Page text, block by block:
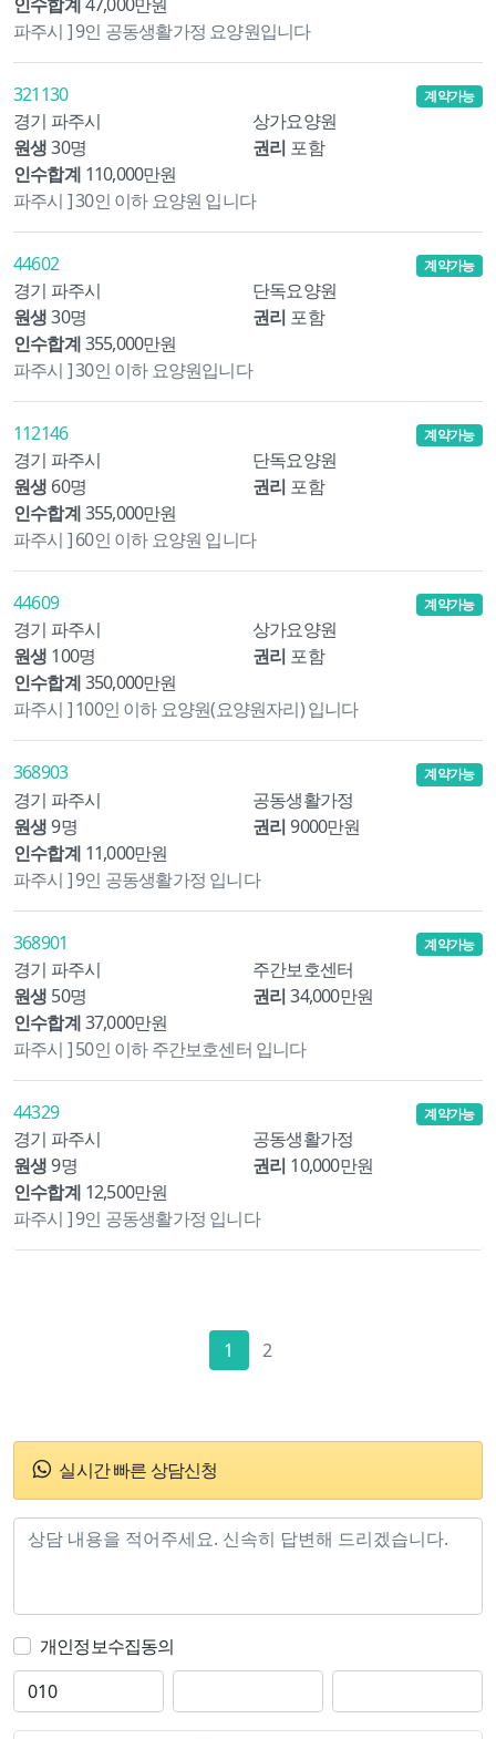
실시간 빠른 상담신청
개인정보수집동의
파주시 ] 9인 공동생활가정 요양원입니다
321130
경기 파주시
상가요양원
원생 30명 권리 포함
인수합계 110,000만원
계약가능
파주시 ] 30인 이하 요양원 입니다
44602
경기 파주시
단독요양원
원생 30명 권리 포함
인수합계355,000만원
계약가능
파주시 ] 30인 이하 요양원입니다
112146
경기 파주시
단독요양원
원생 60명 권리 포함
인수합계355,000만원
계약가능
파주시 ] 60인 이하 요양원 입니다
44609
경기 파주시
상가요양원
원생 100명 권리 포함
인수합계350,000만원
계약가능
파주시 ] 100인 이하 요양원(요양원자리) 입니다
368903
경기 파주시
공동생활가정
원생 9명 권리 9000만원
인수합계 11,000만원
계약가능
파주시 ] 9인 공동생활가정 입니다
368901
경기 파주시
주간보호센터
원생 50명 권리 34,000만원
인수합계37,000만원
계약가능
파주시 ] 50인 이하 주간보호센터 입니다
44329
경기 파주시
공동생활가정
원생 9명 권리 10,000만원
인수합계 12,500만원
계약가능
파주시 ] 9인 공동생활가정 입니다
1 2